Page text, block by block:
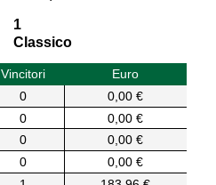
1
Classico
Vincitori
Euro
0
0,00 €
0
0,00 €
0
0,00 €
0
0,00 €